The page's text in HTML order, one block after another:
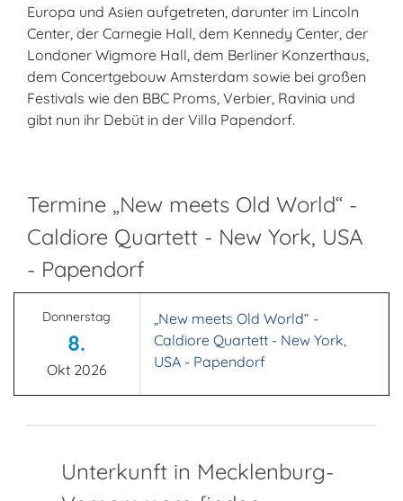
Europa und Asien aufgetreten, darunter im Lincoln
Center, der Carnegie Hall, dem Kennedy Center, der
Londoner Wigmore Hall, dem Berliner Konzerthaus,
dem Concertgebouw Amsterdam sowie bei großen
Festivals wie den BBC Proms, Verbier, Ravinia und
gibt nun ihr Debüt in der Villa Papendorf.
Termine „New meets Old World“ -
Caldiore Quartett - New York, USA
- Papendorf
Donnerstag
8.
Okt 2026
„New meets Old World“ -
Caldiore Quartett - New York,
USA - Papendorf
Unterkunft in Mecklenburg-